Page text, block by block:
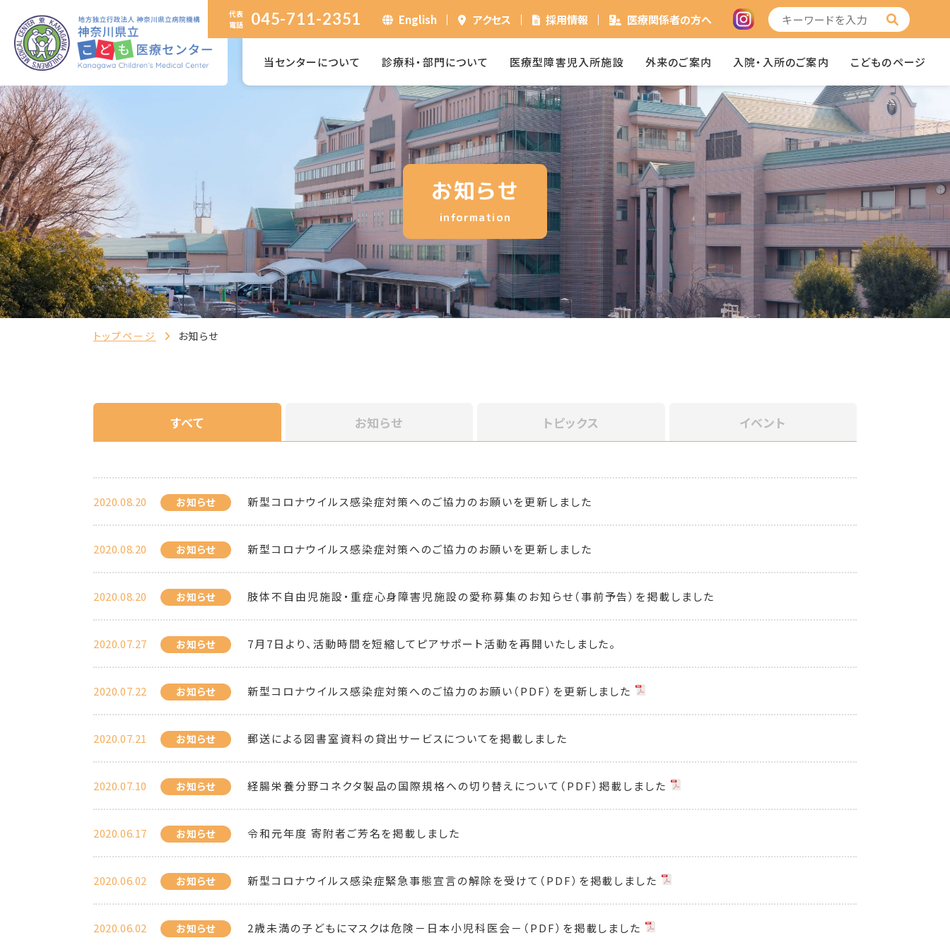
代表
電話
045-711-2351 English アクセス 採用情報 医療関係者の方へ
当センターについて 診療科・部門について 医療型障害児入所施設 外来のご案内 入院・入所のご案内 こどものページ
お知らせ
information
トップページ お知らせ
すべて お知らせ トピックス イベント
2020.08.20 お知らせ 新型コロナウイルス感染症対策へのご協力のお願いを更新しました
2020.08.20 お知らせ 新型コロナウイルス感染症対策へのご協力のお願いを更新しました
2020.08.20 お知らせ 肢体不自由児施設・重症心身障害児施設の愛称募集のお知らせ（事前予告）を掲載しました
2020.07.27 お知らせ 7月7日より、活動時間を短縮してピアサポート活動を再開いたしました。
2020.07.22 お知らせ 新型コロナウイルス感染症対策へのご協力のお願い（PDF）を更新しました
2020.07.21 お知らせ 郵送による図書室資料の貸出サービスについてを掲載しました
2020.07.10 お知らせ 経腸栄養分野コネクタ製品の国際規格への切り替えについて（PDF）掲載しました
2020.06.17 お知らせ 令和元年度 寄附者ご芳名を掲載しました
2020.06.02 お知らせ 新型コロナウイルス感染症緊急事態宣言の解除を受けて（PDF）を掲載しました
2020.06.02 お知らせ 2歳未満の子どもにマスクは危険－日本小児科医会－（PDF）を掲載しました